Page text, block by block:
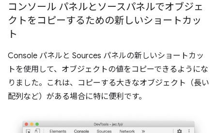
コンソール パネルとソースパネルでオブジェ
クトをコピーするための新しいショートカッ
ト
Console パネルと Sources パネルの新しいショートカッ
トを使用して、オブジェクトの値をコピーできるようにな
りました。これは、コピーする大きなオブジェクト（長い
配列など）がある場合に特に便利です。